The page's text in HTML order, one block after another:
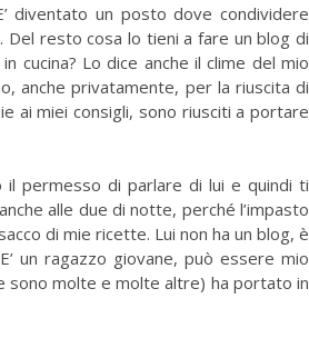
diventato un posto dove condividere
Del resto cosa lo tieni a fare un blog di
cucina? Lo dice anche il clime del mio
anche privatamente, per la riuscita di
ai miei consigli, sono riusciti a portare
permesso di parlare di lui e quindi ti
alle due di notte, perché l’impasto
di mie ricette. Lui non ha un blog, è
un ragazzo giovane, può essere mio
sono molte e molte altre) ha portato in